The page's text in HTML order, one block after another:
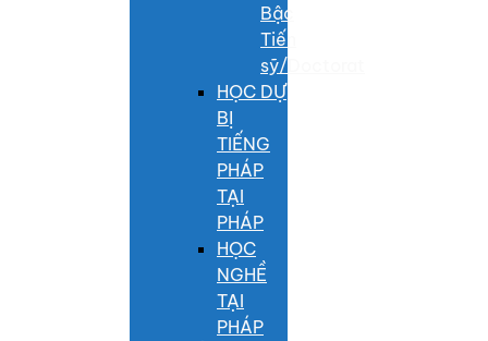
Bậc
Tiến
sỹ/Doctorat
HỌC DỰ
BỊ
TIẾNG
PHÁP
TẠI
PHÁP
HỌC
NGHỀ
TẠI
PHÁP